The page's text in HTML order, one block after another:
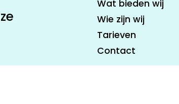
Wat bieden wij
Wie zijn wij
Tarieven
Contact